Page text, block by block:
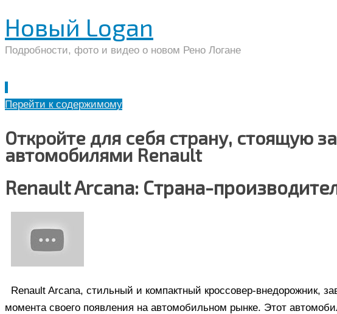
Новый Logan
Подробности, фото и видео о новом Рено Логане
Перейти к содержимому
Откройте для себя страну, стоящую
автомобилями Renault
Renault Arcana: Страна-
Renault Arcana, стильный и компактный кроссовер-внедорожник,
момента своего появления на автомобильном рынке. Этот